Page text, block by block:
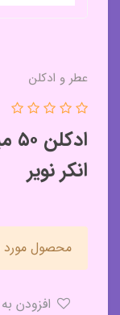
عطر و ادکلن
انکر نویر
محصول مورد